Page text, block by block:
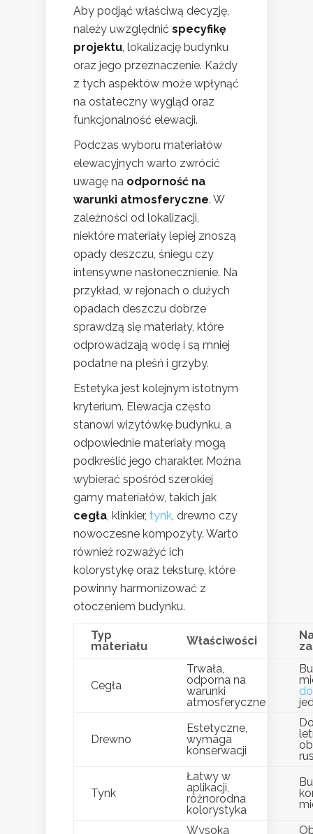
Aby podjąć właściwą decyzję,
należy uwzględnić specyfikę
projektu , lokalizację budynku
oraz jego przeznaczenie. Każdy
z tych aspektów może wpłynąć
na ostateczny wygląd oraz
funkcjonalność elewacji.
Podczas wyboru materiałów
elewacyjnych warto zwrócić
uwagę na odporność na
warunki atmosferyczne. W
zależności od lokalizacji,
niektóre materiały lepiej znoszą
opady deszczu, śniegu czy
intensywne nasłonecznienie. Na
przykład, w rejonach o dużych
opadach deszczu dobrze
sprawdzą się materiały, które
odprowadzają wodę i są mniej
podatne na pleśń i grzyby.
Estetyka jest kolejnym istotnym
kryterium. Elewacja często
stanowi wizytówkę budynku, a
odpowiednie materiały mogą
podkreślić jego charakter. Można
wybierać spośród szerokiej
gamy materiałów, takich jak
cegła , klinkier, tynk , drewno czy
nowoczesne kompozyty. Warto
również rozważyć ich
kolorystykę oraz teksturę, które
powinny harmonizować z
otoczeniem budynku.
Typ
materiału
Właściwości
Cegła
Trwała,
odporna na
warunki
atmosferyczne
Drewno
Estetyczne,
wymaga
konserwacji
Tynk
Łatwy w
aplikacji,
różnorodna
kolorystyka
Wysoka